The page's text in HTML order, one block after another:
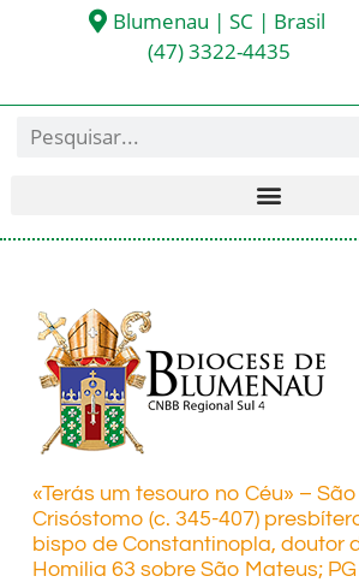
Blumenau | SC | Brasil
(47) 3322-4435
«Terás um tesouro no Céu» –
Crisóstomo (c. 345-407)
bispo de Constantinopla, doutor
Homilia 63 sobre São Mateus;